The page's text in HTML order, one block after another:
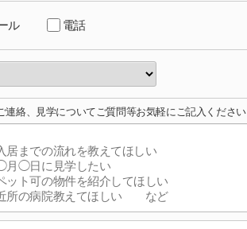
ル 電話
連絡、見学についてご質問等お気軽にご記入ください